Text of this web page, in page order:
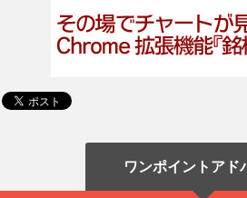
ワンポイントアド